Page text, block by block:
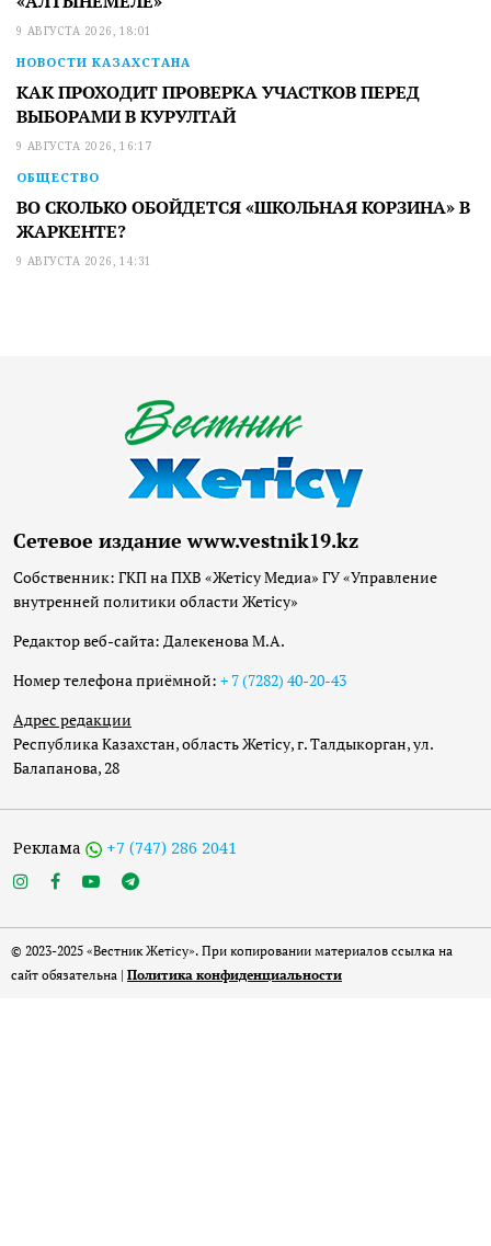
9 АВГУСТА 2026, 18:01
НОВОСТИ КАЗАХСТАНА
КАК ПРОХОДИТ ПРОВЕРКА УЧАСТКОВ ПЕРЕД
ВЫБОРАМИ В КУРУЛТАЙ
9 АВГУСТА 2026, 16:17
ОБЩЕСТВО
ВО СКОЛЬКО ОБОЙДЕТСЯ «ШКОЛЬНАЯ КОРЗИНА» В
ЖАРКЕНТЕ?
9 АВГУСТА 2026, 14:31
Сетевое издание www.vestnik19.kz
Собственник: ГКП на ПХВ «Жетісу Медиа» ГУ «Управление
внутренней политики области Жетісу»
Редактор веб-сайта: Далекенова М.А.
Номер телефона приёмной: + 7 (7282) 40-20-43
Адрес редакции
Республика Казахстан, область Жетісу, г. Талдыкорган, ул.
Балапанова, 28
Реклама +7 (747) 286 2041
© 2023-2025 «Вестник Жетісу». При копировании материалов ссылка на
сайт обязательна | Политика конфиденциальности